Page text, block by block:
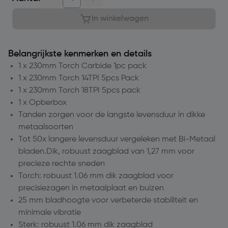
In winkelwagen
Belangrijkste kenmerken en details
1 x 230mm Torch Carbide 1pc pack
1 x 230mm Torch 14TPI 5pcs Pack
1 x 230mm Torch 18TPI 5pcs pack
1 x Opberbox
Tanden zorgen voor de langste levensduur in dikke
metaalsoorten
Tot 50x langere levensduur vergeleken met Bi-Metaal
bladen.Dik, robuust zaagblad van 1,27 mm voor
precieze rechte sneden
Torch: robuust 1.06 mm dik zaagblad voor
precisiezagen in metaalplaat en buizen
25 mm bladhoogte voor verbeterde stabiliteit en
minimale vibratie
Sterk: robuust 1.06 mm dik zaagblad